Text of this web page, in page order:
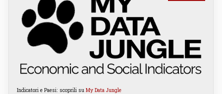
Indicatori e Paesi: scoprili su My Data Jungle